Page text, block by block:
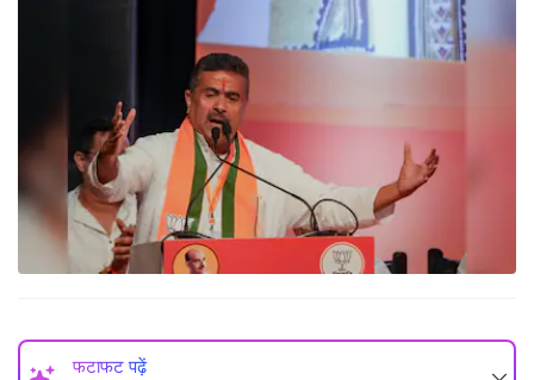
फटाफट पढ़ें